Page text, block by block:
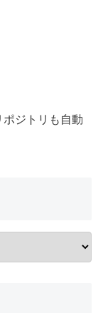
ジトリも自動